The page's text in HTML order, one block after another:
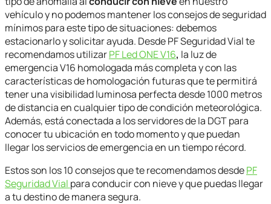
vehículo y no podemos mantener los consejos de seguridad
mínimos para este tipo de situaciones: debemos
estacionarlo y solicitar ayuda. DesdePF Seguridad Vialte
recomendamos utilizarPF Led ONE V16, la luz de
emergencia V16 homologada más completa y con las
características de homologación futuras que te permitirá
tener una visibilidad luminosa perfecta desde 1000 metros
de distancia en cualquier tipo de condición meteorológica.
Además, está conectada a los servidores de la DGT para
conocer tu ubicación en todo momento y que puedan
llegar los servicios de emergencia en un tiempo récord.
Estos son los 10 consejos que te recomendamos desdePF
Seguridad Vial paraconducir con nievey que puedas llegar
a tu destino de manera segura.